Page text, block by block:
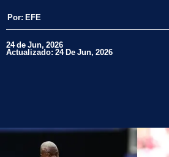
Por: EFE
24 de Jun, 2026
Actualizado: 24 De Jun, 2026